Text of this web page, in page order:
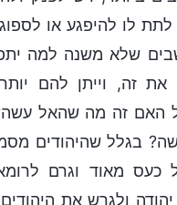
לתת לו להיפגע או
שלא משנה למה
את זה, וייתן להם
האם זה מה שהאל
בגלל שהיהודים
כעס מאוד וגרם
ולגרש את